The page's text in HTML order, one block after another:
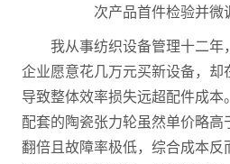
次产品首件检验并微
我从事纺织设备管理十二年
企业愿意花几万元买新设备，却
导致整体效率损失远超配件成本
配套的陶瓷张力轮虽然单价略
翻倍且故障率极低，综合成本反